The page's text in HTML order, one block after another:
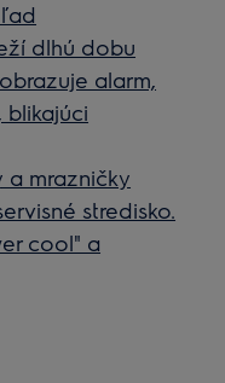
dlhú dobu
alarm,
blikajúci
a mrazničky
stredisko.
cool" a